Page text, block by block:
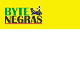
Saltar
al
contenido